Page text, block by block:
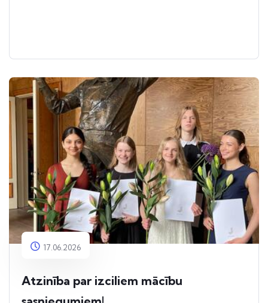
17.06.2026
Atzinība par izciliem mācību